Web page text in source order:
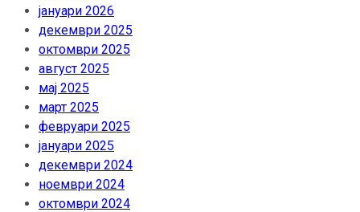
јануари 2026
декември 2025
октомври 2025
август 2025
мај 2025
март 2025
февруари 2025
јануари 2025
декември 2024
ноември 2024
октомври 2024